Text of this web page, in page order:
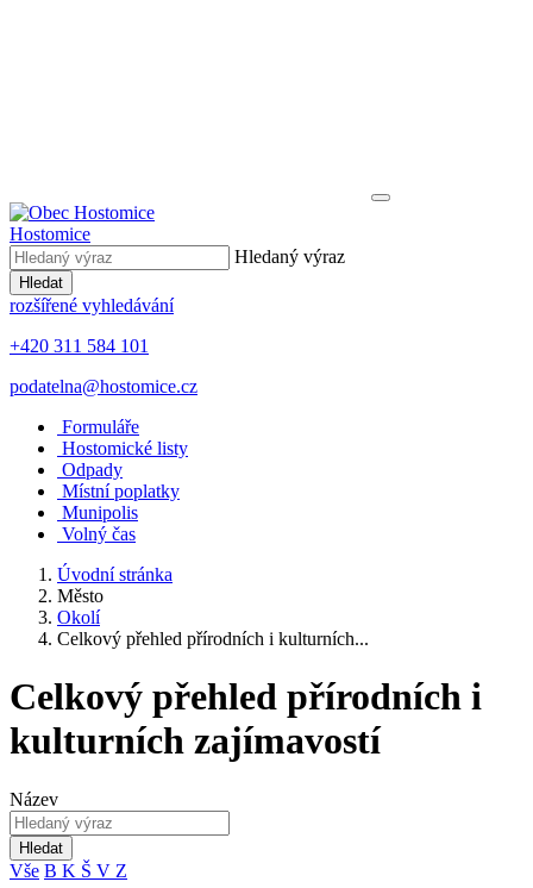
Hostomice
Hledaný výraz
Hledat
rozšířené vyhledávání
+420 311 584 101
podatelna@hostomice.cz
Formuláře
Hostomické listy
Odpady
Místní poplatky
Munipolis
Volný čas
Úvodní stránka
Město
Okolí
Celkový přehled přírodních i kulturních...
Celkový přehled přírodních i
kulturních zajímavostí
Název
Hledat
Vše B K Š V Z